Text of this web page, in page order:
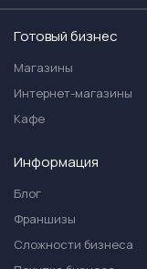
Готовый бизнес
Магазины
Интернет-магазины
Кафе
Информация
Блог
Франшизы
Сложности бизнеса